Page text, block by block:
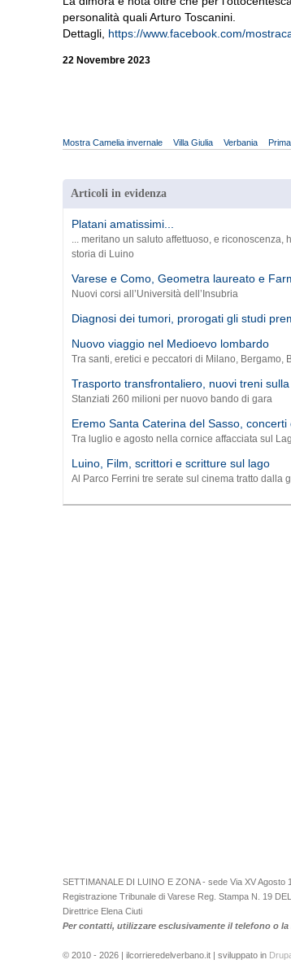
personalità quali Arturo Toscanini.
Dettagli, https://www.facebook.com/
22 Novembre 2023
Mostra Camelia invernale Villa Giulia Verbania
Articoli in evidenza
Platani amatissimi...
... meritano un saluto affettuoso, e
storia di Luino
Varese e Como, Geometra laureato e
Nuovi corsi all’Università dell’Insubria
Diagnosi dei tumori, prorogati gli studi
Nuovo viaggio nel Medioevo lombardo
Tra santi, eretici e peccatori di Milano, Bergamo,
Trasporto transfrontaliero, nuovi treni
Stanziati 260 milioni per nuovo bando di gara
Eremo Santa Caterina del Sasso,
Tra luglio e agosto nella cornice affacciata sul
Luino, Film, scrittori e scritture sul lago
Al Parco Ferrini tre serate sul cinema tratto dalla
SETTIMANALE DI LUINO E ZONA - sede Via XV
Registrazione Tribunale di Varese Reg. Stampa N. 19
Direttrice Elena Ciuti
Per contatti, utilizzare esclusivamente il telefono o la
© 2010 - 2026 | ilcorrieredelverbano.it | sviluppato in